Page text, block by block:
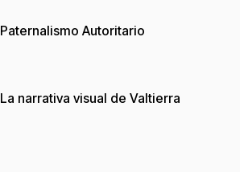
Paternalismo Autoritario
La narrativa visual de Valtierra